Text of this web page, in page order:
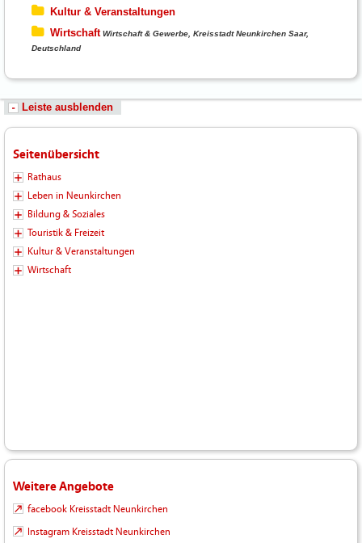
Kultur & Veranstaltungen
Wirtschaft Wirtschaft & Gewerbe, Kreisstadt Neunkirchen Saar,
Deutschland
Leiste ausblenden
Seitenübersicht
Rathaus
Leben in Neunkirchen
Bildung & Soziales
Touristik & Freizeit
Kultur & Veranstaltungen
Wirtschaft
Weitere Angebote
facebook Kreisstadt Neunkirchen
Instagram Kreisstadt Neunkirchen